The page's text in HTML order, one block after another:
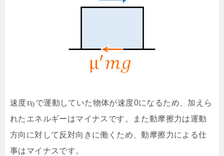
速度v0で運動していた物体が速度0になるため、加えら
れたエネルギーはマイナスです。また動摩擦力は運動
方向に対して反対向きに働くため、動摩擦力による仕
事はマイナスです。